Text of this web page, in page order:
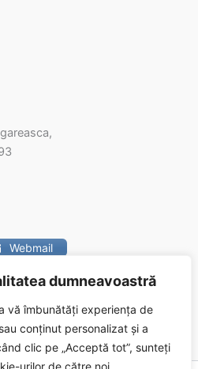
dumneavoastră
vă îmbunătăți experiența de
conținut personalizat și a
clic pe „Acceptă tot”, sunteți
urilor de către noi.
Webmail
Contact